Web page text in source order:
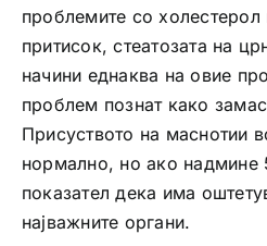
проблемите со холестерол
притисок, стеатозата на
начини еднаква на овие
проблем познат како
Присуството на маснотии
нормално, но ако надмине
показател дека има
најважните органи.